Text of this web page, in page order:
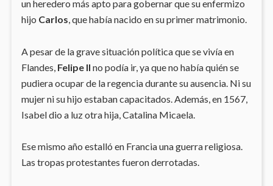
un heredero más apto para gobernar que su enfermizo
hijo Carlos, que había nacido en su primer matrimonio.
A pesar de la grave situación política que se vivía en
Flandes, Felipe II no podía ir, ya que no había quién se
pudiera ocupar de la regencia durante su ausencia. Ni su
mujer ni su hijo estaban capacitados. Además, en 1567,
Isabel dio a luz otra hija, Catalina Micaela.
Ese mismo año estalló en Francia una guerra religiosa.
Las tropas protestantes fueron derrotadas.